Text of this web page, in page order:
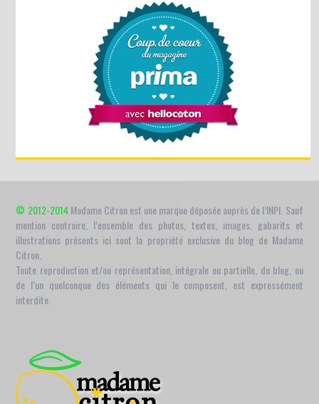
© 2012-2014Madame Citron est une marque déposée auprès de l’INPI. Sauf
mention contraire, l’ensemble des photos, textes, images, gabarits et
illustrations présents ici sont la propriété exclusive du blog de Madame
Citron.
Toute reproduction et/ou représentation, intégrale ou partielle, du blog, ou
de l’un quelconque des éléments qui le composent, est expressément
interdite.